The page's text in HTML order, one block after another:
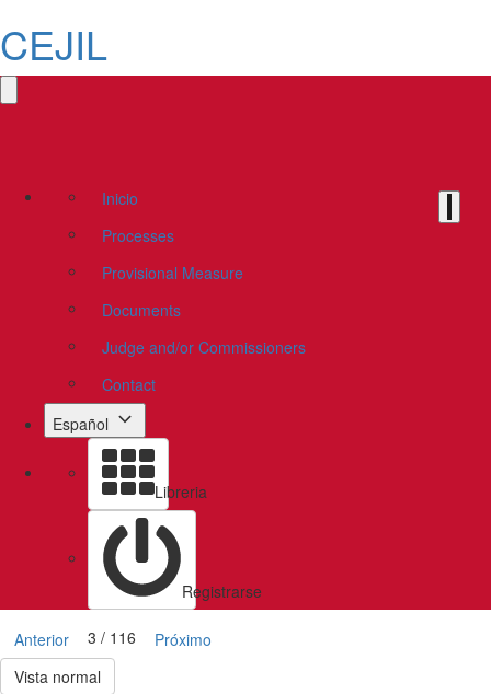
CEJIL
Inicio
Processes
Provisional Measure
Documents
Judge and/or Commissioners
Contact
Español
Libreria
Registrarse
Anterior 3 / 116
Próximo
Vista normal